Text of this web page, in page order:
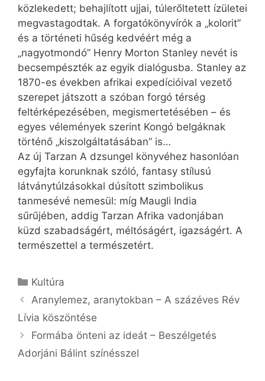
közlekedett; behajlított ujjai, túlerőltetett ízületei
megvastagodtak. A forgatókönyvírók a „kolorit”
és a történeti hűség kedvéért még a
„nagyotmondó” Henry Morton Stanley nevét is
becsempészték az egyik dialógusba. Stanley az
1870-es években afrikai expedícióival vezető
szerepet játszott a szóban forgó térség
feltérképezésében, megismertetésében – és
egyes vélemények szerint Kongó belgáknak
történő „kiszolgáltatásában” is…
Az új Tarzan A dzsungel könyvéhez hasonlóan
egyfajta korunknak szóló, fantasy stílusú
látványtúlzásokkal dúsított szimbolikus
tanmesévé nemesül: míg Maugli India
sűrűjében, addig Tarzan Afrika vadonjában
küzd szabadságért, méltóságért, igaz­ságért. A
természettel a természetért.
Kategória
Kultúra
Aranylemez, aranytokban – A százéves Rév
Lívia köszöntése
Formába önteni az ideát – Beszélgetés
Adorjáni Bálint színésszel